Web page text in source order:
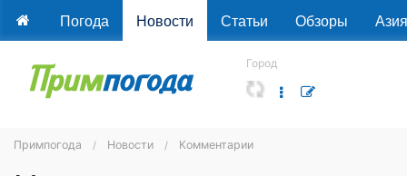
Погода Новости Статьи Обзоры Азия
Город
Примпогода Новости Комментарии